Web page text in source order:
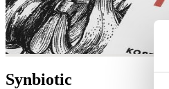
Synbiotic